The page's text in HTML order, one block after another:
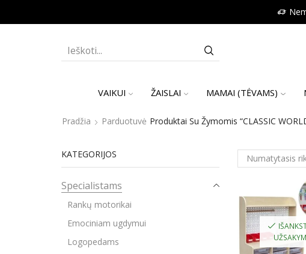
VAIKUI ŽAISLAI MAMAI (TĖVAMS)
Pradžia Parduotuvė Produktai Su Žymomis “CLASSIC
KATEGORIJOS
Specialistams
Rankų motorikai
Emociniam ugdymui
Logopedams